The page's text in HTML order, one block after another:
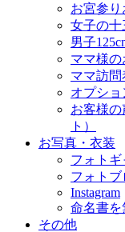
お宮参
女子の十
男子
ママ様の
ママ訪
オプショ
お客様の
ト）
お写真・衣装
フォトギ
フォトブ
Instagram
命名書を
その他